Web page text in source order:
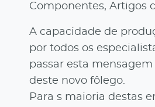
Componentes, Artigos
A capacidade de
por todos os
passar esta
deste novo fôlego.
Para s maioria destas